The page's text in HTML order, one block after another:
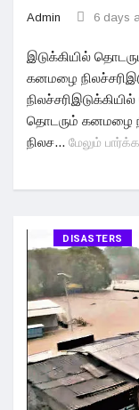
Admin 6 days
இடுக்கியில்
கனமழை
தொடரும் கனமழை
நிலச... மேலும் பார்க்க
DISASTERS